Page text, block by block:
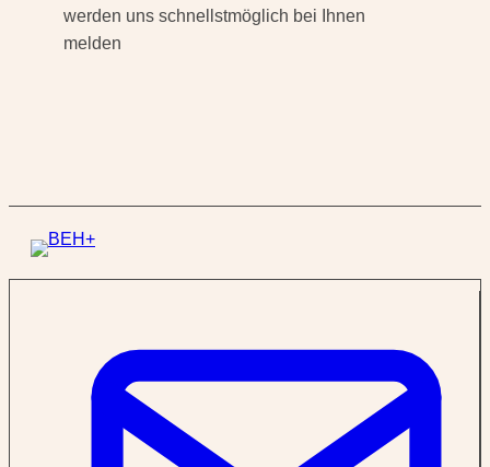
werden uns schnellstmöglich bei Ihnen
melden